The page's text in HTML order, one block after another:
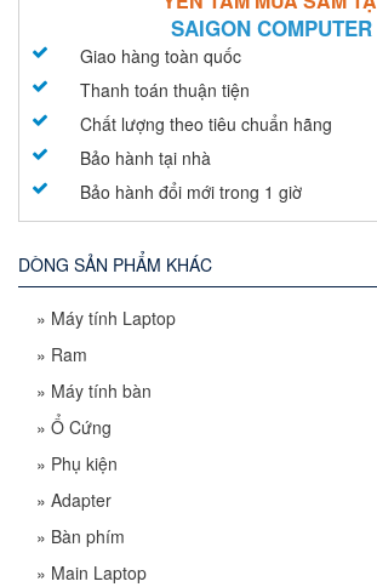
SAIGON COMPUTER
Giao hàng toàn quốc
Thanh toán thuận tiện
Chất lượng theo tiêu chuẩn hãng
Bảo hành tại nhà
Bảo hành đổi mới trong 1 giờ
DÒNG SẢN PHẨM KHÁC
» Máy tính Laptop
» Ram
» Máy tính bàn
» Ổ Cứng
» Phụ kiện
» Adapter
» Bàn phím
» Main Laptop